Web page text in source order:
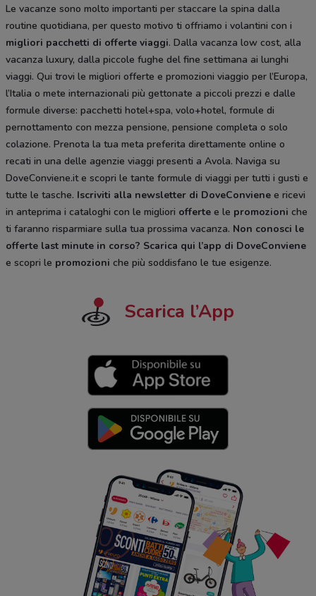
Le vacanze sono molto importanti per staccare la spina dalla
routine quotidiana, per questo motivo ti offriamo i volantini con i
migliori pacchetti di offerte viaggi. Dalla vacanza low cost, alla
vacanza luxury, dalla piccole fughe del fine settimana ai lunghi
viaggi. Qui trovi le migliori offerte e promozioni viaggio per l’Europa,
l’Italia o mete internazionali più gettonate a piccoli prezzi e dalle
formule diverse: pacchetti hotel+spa, volo+hotel, formule di
pernottamento con mezza pensione, pensione completa o solo
colazione. Prenota la tua meta preferita direttamente online o
recati in una delle agenzie viaggi presenti a Avola. Naviga su
DoveConviene.it e scopri le tante formule di viaggi per tutti i gusti e
tutte le tasche. Iscriviti alla newsletter di DoveConviene e ricevi
in anteprima i cataloghi con le migliori offerte e le promozioni che
ti faranno risparmiare sulla tua prossima vacanza. Non conosci le
offerte last minute in corso? Scarica qui l’app di DoveConviene
e scopri le promozioni che più soddisfano le tue esigenze.
Scarica l’App